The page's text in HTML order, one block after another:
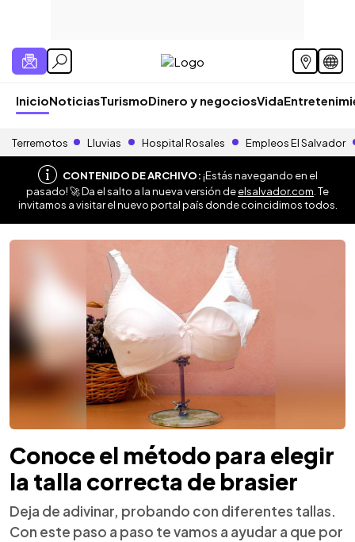
InicioNoticiasTurismoDinero y negociosVida
Terremotos Lluvias Hospital Rosales Empleos El Salvador
CONTENIDO DE ARCHIVO:¡Estás navegando en el
pasado! 🚀 Da el salto a la nueva versión deelsalvador.com . Te
invitamos a visitar el nuevo portal país donde coincidimos todos.
Conoce el método para elegir
la talla correcta de brasier
Deja de adivinar, probando con diferentes tallas.
Con este paso a paso te vamos a ayudar a que por